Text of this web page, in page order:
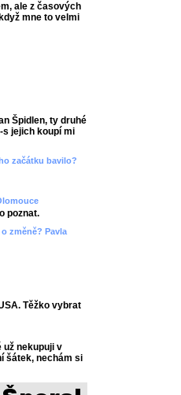
ale z časových
mne to velmi
Špidlen, ty druhé
s jejich koupí mi
začátku bavilo?
poznat.
změně? Pavla
Těžko vybrat
už nekupuji v
šátek, nechám si